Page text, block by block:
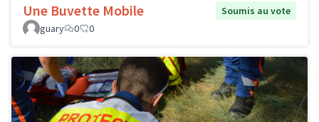
Une Buvette Mobile
Soumis au vote
guary
0 0